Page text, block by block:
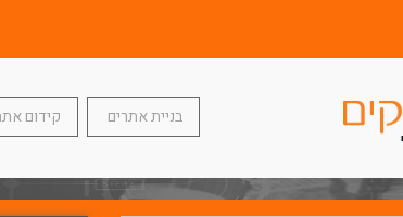
בניית אתרים קידום